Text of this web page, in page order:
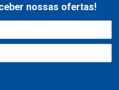
nossas ofertas!